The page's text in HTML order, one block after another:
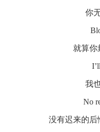
你
就算你
我
No
没有迟来的后